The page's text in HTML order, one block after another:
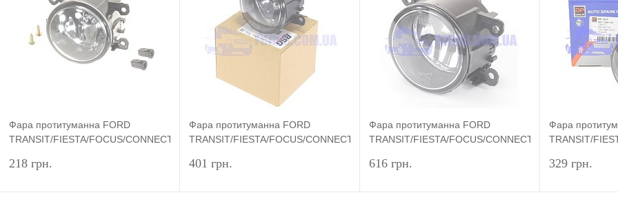
Купити в 1 клік Порівняння
У вибране У наявності
Купити в 1 клік Порівняння
У вибране У наявності
Купити в 1 клік Порівняння
У вибране Недоступно
Купити в 1
У вибране
Фара протитуманна FORD
TRANSIT/FIESTA/FOCUS/CONNECT
218 грн.
Фара протитуманна FORD
TRANSIT/FIESTA/FOCUS/CONNECT
401 грн.
Фара протитуманна FORD
TRANSIT/FIESTA/FOCUS/CONNECT
616 грн.
Фара
TRANSIT/
329 грн.